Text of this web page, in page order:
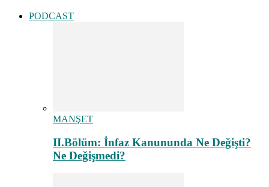
PODCAST
MANŞET
II.Bölüm: İnfaz Kanununda Ne Değişti?
Ne Değişmedi?